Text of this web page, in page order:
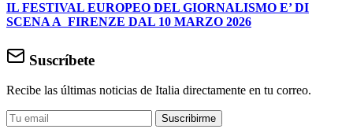
IL FESTIVAL EUROPEO DEL GIORNALISMO E’ DI
SCENA A FIRENZE DAL 10 MARZO 2026
Suscríbete
Recibe las últimas noticias de Italia directamente en tu correo.
Suscribirme